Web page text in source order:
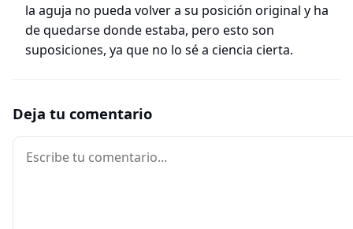
la aguja no pueda volver a su posición original y ha
de quedarse donde estaba, pero esto son
suposiciones, ya que no lo sé a ciencia cierta.
Deja tu comentario
Comentario